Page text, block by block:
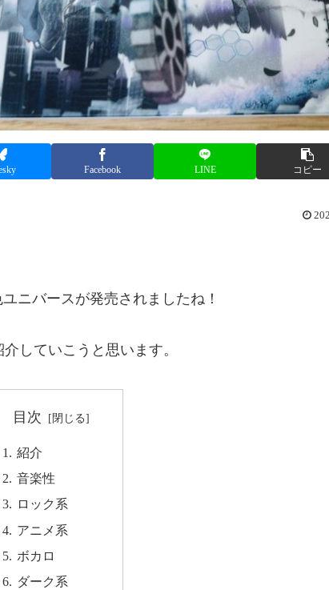
Facebook LINE コピー
ニバースが発売されましたね！
していこうと思います。
目次
紹介
音楽性
ロック系
アニメ系
ボカロ
ダーク系